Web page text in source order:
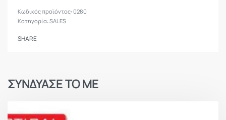
0280
Κατηγορία:SALES
SHARE
ΣΥΝΔΥΑΣΕ ΤΟ ΜΕ